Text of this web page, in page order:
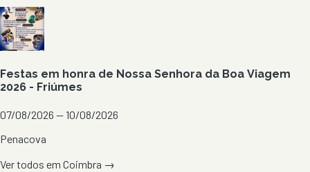
Festas em honra de Nossa Senhora da Boa Viagem
2026 - Friúmes
07/08/2026 — 10/08/2026
Penacova
Ver todos em Coimbra →